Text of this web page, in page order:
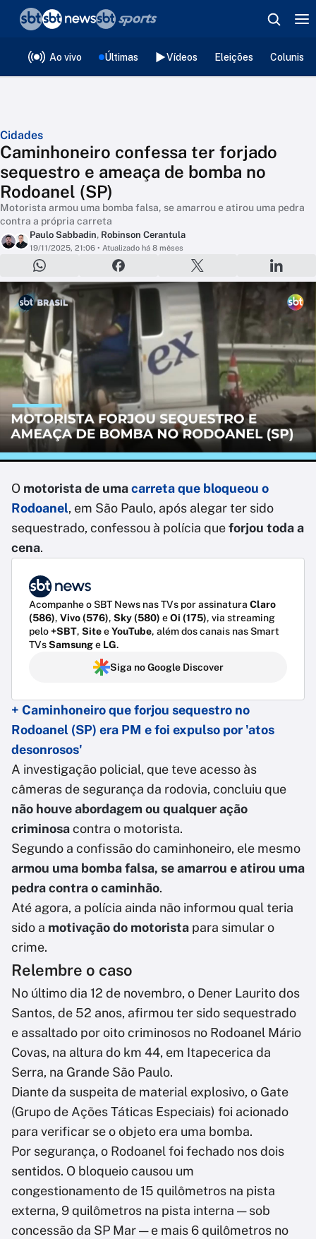
Ao vivo Últimas Vídeos Eleições
Cidades
Caminhoneiro confessa ter forjado
sequestro e ameaça de bomba no
Rodoanel (SP)
Motorista armou uma bomba falsa, se amarrou e atirou uma pedra
contra a própria carreta
Paulo Sabbadin, Robinson Cerantula
19/11/2025, 21:06 • Atualizado há 8 mêses
O motorista de umacarreta que bloqueou o
Rodoanel, em São Paulo, após alegar ter sido
sequestrado, confessou à polícia queforjou toda a
cena.
Acompanhe o SBT News nas TVs por assinatura Claro
(586), Vivo (576), Sky (580) eOi (175), via streaming
pelo+SBT, SiteeYouTube, além dos canais nas Smart
TVsSamsunge LG.
Siga no Google Discover
+ Caminhoneiro que forjou sequestro no
Rodoanel (SP) era PM e foi expulso por 'atos
desonrosos'
A investigação policial, que teve acesso às
câmeras de segurança da rodovia, concluiu que
não houve abordagem ou qualquer ação
criminosacontra o motorista.
Segundo a confissão do caminhoneiro, ele mesmo
armou uma bomba falsa, se amarrou e atirou uma
pedra contra o caminhão.
Até agora, a polícia ainda não informou qual teria
sido a motivação do motorista para simular o
crime.
Relembre o caso
No último dia 12 de novembro, o Dener Laurito dos
Santos, de 52 anos, afirmou ter sido sequestrado
e assaltado por oito criminosos no Rodoanel Mário
Covas, na altura do km 44, em Itapecerica da
Serra, na Grande São Paulo.
Diante da suspeita de material explosivo, o Gate
(Grupo de Ações Táticas Especiais) foi acionado
para verificar se o objeto era uma bomba.
Por segurança, o Rodoanel foi fechado nos dois
sentidos. O bloqueio causou um
congestionamento de 15 quilômetros na pista
externa, 9 quilômetros na pista interna — sob
concessão da SP Mar — e mais 6 quilômetros no
❮voltar
Editorias